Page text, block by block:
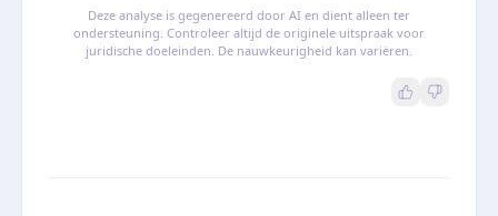
Deze analyse is gegenereerd door AI en dient alleen ter
ondersteuning. Controleer altijd de originele uitspraak voor
juridische doeleinden. De nauwkeurigheid kan variëren.